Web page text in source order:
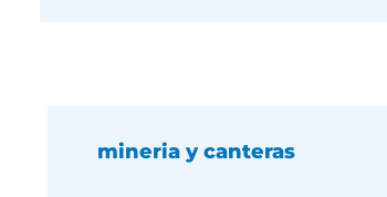
mineria y canteras